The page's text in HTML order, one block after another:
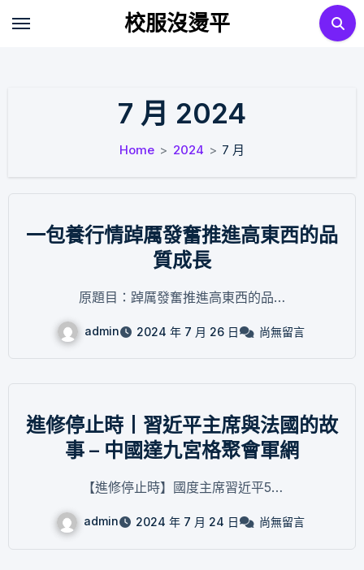
校服沒燙平
7 月 2024
Home 2024 7 月
一包養行情踔厲發奮推進高東西的品
質成長
原題目：踔厲發奮推進高東西的品…
admin 2024 年 7 月 26 日 尚無留言
進修停止時丨習近平主席與法國的故
事 – 中國達九宮格聚會軍網
【進修停止時】國度主席習近平5…
admin 2024 年 7 月 24 日 尚無留言